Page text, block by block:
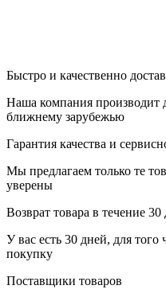
Быстро и качественно
Наша компания производит
ближнему зарубежью
Гарантия качества и
Мы предлагаем только те
уверены
Возврат товара в течение 30
У вас есть 30 дней, для
покупку
Поставщики товаров